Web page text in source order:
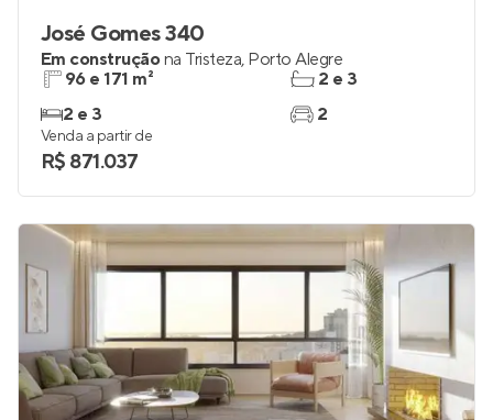
José Gomes 340
Em construçãona Tristeza, Porto Alegre
96 e 171 m²
2 e 3
2 e 3
2
Venda a partir de
R$ 871.037